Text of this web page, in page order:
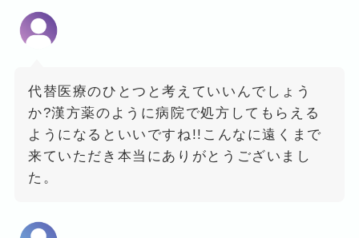
代替医療のひとつと考えていいんでしょう
か?漢方薬のように病院で処方してもらえる
ようになるといいですね!!こんなに遠くまで
来ていただき本当にありがとうございまし
た。